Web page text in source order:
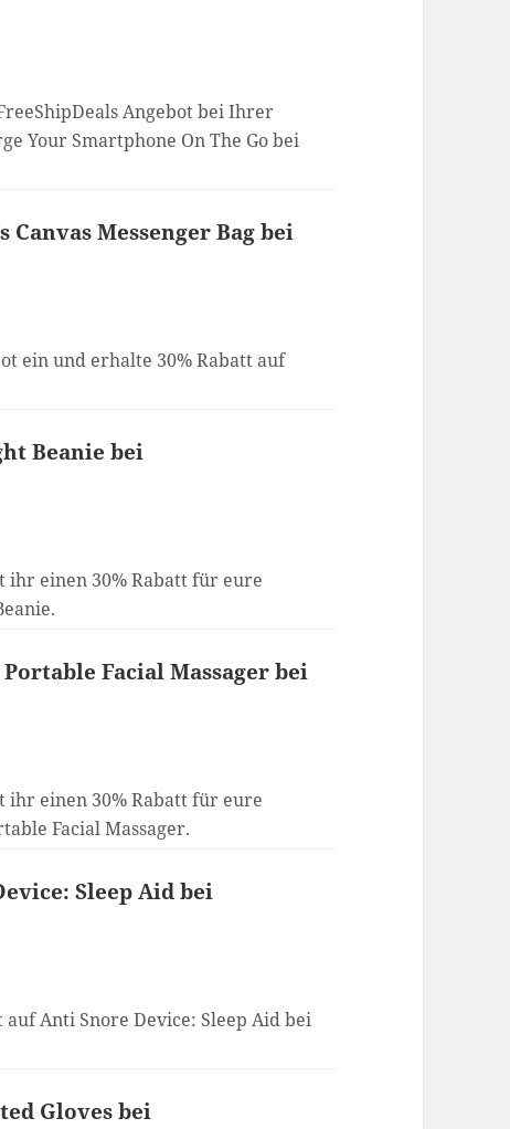
Angebot bei Ihrer
Your Smartphone On The Go bei
Messenger Bag bei
ein und erhalte 30% Rabatt auf
Beanie bei
ihr einen 30% Rabatt für eure
Facial Massager bei
ihr einen 30% Rabatt für eure
Facial Massager.
Sleep Aid bei
Anti Snore Device: Sleep Aid bei
Gloves bei